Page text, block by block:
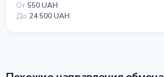
От 550 UAH
До 24 500 UAH